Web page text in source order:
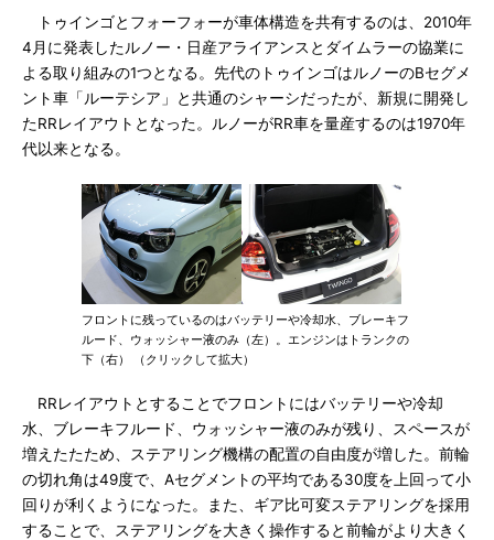
トゥインゴとフォーフォーが車体構造を共有するのは、2010年
4月に発表したルノー・日産アライアンスとダイムラーの協業に
よる取り組みの1つとなる。先代のトゥインゴはルノーのBセグメ
ント車「ルーテシア」と共通のシャーシだったが、新規に開発し
たRRレイアウトとなった。ルノーがRR車を量産するのは1970年
代以来となる。
フロントに残っているのはバッテリーや冷却水、ブレーキフ
ルード、ウォッシャー液のみ（左）。エンジンはトランクの
下（右） （クリックして拡大）
RRレイアウトとすることでフロントにはバッテリーや冷却
水、ブレーキフルード、ウォッシャー液のみが残り、スペースが
増えたたため、ステアリング機構の配置の自由度が増した。前輪
の切れ角は49度で、Aセグメントの平均である30度を上回って小
回りが利くようになった。また、ギア比可変ステアリングを採用
することで、ステアリングを大きく操作すると前輪がより大きく